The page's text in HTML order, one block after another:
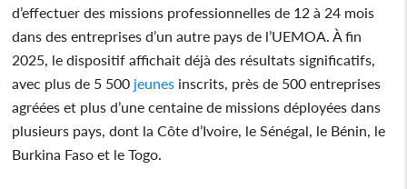
d’effectuer des missions professionnelles de 12 à 24 mois
dans des entreprises d’un autre pays de l’UEMOA. À fin
2025, le dispositif affichait déjà des résultats significatifs,
avec plus de 5 500 jeunes inscrits, près de 500 entreprises
agréées et plus d’une centaine de missions déployées dans
plusieurs pays, dont la Côte d’Ivoire, le Sénégal, le Bénin, le
Burkina Faso et le Togo.